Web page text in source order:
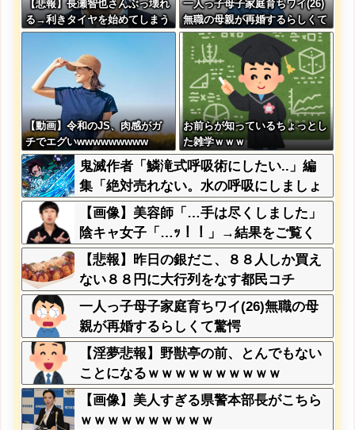
【悲報】長瀬智也さんぶっ壊れ
る→利きタイヤを始めてしまう
ｗｗｗｗｗ
一人っ子母子家庭育ちワイ(26)
無職の母親が再婚するらしくて
驚愕
【動画】令和のJS、肉感がガ
チでエグいwwwwwwwww
お前らが知っているちょっとし
た雑学ｗｗｗ
鬼滅作者「鱗滝式呼吸術にしたい..」編
集「絶対売れない。水の呼吸にしましょ
う」
【画像】美容師「…手は尽くしました」
陰キャ女子「…ｯ！！」→結果をご覧く
ださいw w w w w w w w
【悲報】昨日の銀だこ、８８人しか買え
ない８８円に大行列をなす都民コチ
ラ・・・
一人っ子母子家庭育ちワイ(26)無職の母
親が再婚するらしくて驚愕
【淫夢悲報】野獣亭の前、とんでもない
ことになるｗｗｗｗｗｗｗｗｗｗ
【画像】美人すぎる県警本部長がこちら
ｗｗｗｗｗｗｗｗｗｗ